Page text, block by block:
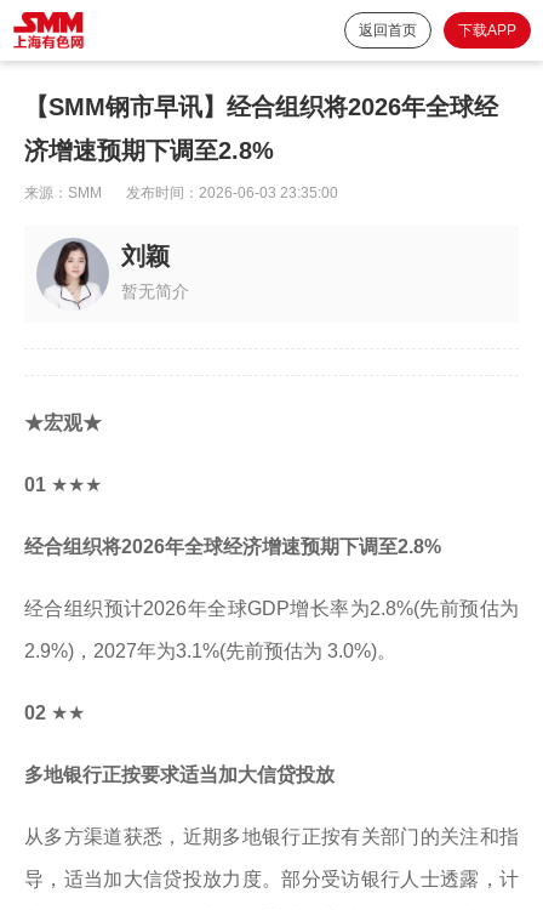
返回首页 下载APP
【SMM钢市早讯】经合组织将2026年全球经
济增速预期下调至2.8%
来源： SMM 发布时间： 2026-06-03 23:35:00
刘颖
暂无简介
★宏观★
01 ★★★
经合组织将2026年全球经济增速预期下调至2.8%
经合组织预计2026年全球GDP增长率为2.8%(先前预估为
2.9%)，2027年为3.1%(先前预估为 3.0%)。
02 ★★
多地银行正按要求适当加大信贷投放
从多方渠道获悉，近期多地银行正按有关部门的关注和指
导，适当加大信贷投放力度。部分受访银行人士透露，计